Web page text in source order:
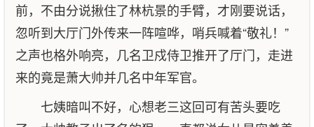
前，不由分说揪住了林杭景的手臂，才刚要说话，
忽听到大厅门外传来一阵喧哗，哨兵喊着“敬礼！”
之声也格外响亮，几名卫戍侍卫推开了厅门，走进
来的竟是萧大帅并几名中年军官。
七姨暗叫不好，心想老三这回可有苦头要吃